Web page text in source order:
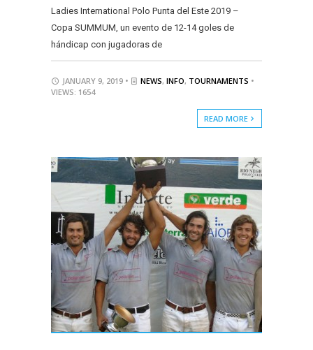
Ladies International Polo Punta del Este 2019 –
Copa SUMMUM, un evento de 12-14 goles de
hándicap con jugadoras de
JANUARY 9, 2019 • NEWS, INFO, TOURNAMENTS •
VIEWS: 1654
READ MORE